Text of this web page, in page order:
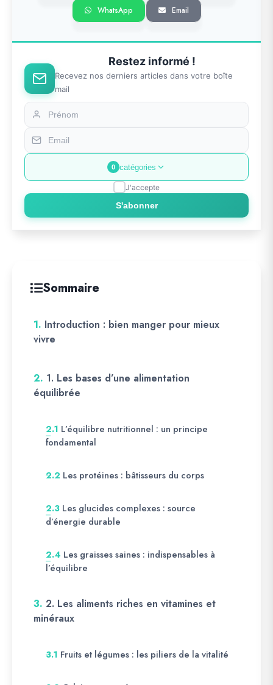
WhatsApp Email
Restez informé !
Recevez nos derniers articles dans votre boîte
mail
0 catégories
J'accepte
S'abonner
Sommaire
1. Introduction : bien manger pour mieux
vivre
2. 1. Les bases d’une alimentation
équilibrée
2.1 L’équilibre nutritionnel : un principe
fondamental
2.2 Les protéines : bâtisseurs du corps
2.3 Les glucides complexes : source
d’énergie durable
2.4 Les graisses saines : indispensables à
l’équilibre
3. 2. Les aliments riches en vitamines et
minéraux
3.1 Fruits et légumes : les piliers de la vitalité